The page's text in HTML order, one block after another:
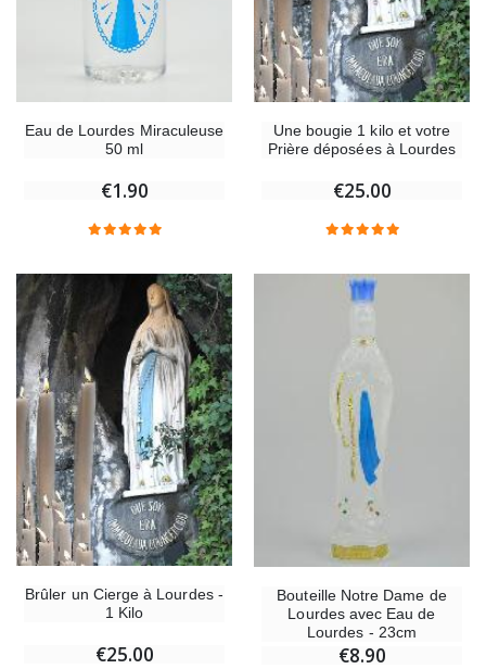
Eau de Lourdes Miraculeuse
50 ml
€1.90
Une bougie 1 kilo et votre
Prière déposées à Lourdes
€25.00
Brûler un Cierge à Lourdes -
1 Kilo
€25.00
Bouteille Notre Dame de
Lourdes avec Eau de
Lourdes - 23cm
€8.90